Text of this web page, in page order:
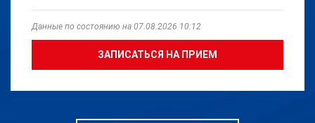
Данные по состоянию на 07.08.2026 10:12
ЗАПИСАТЬСЯ НА ПРИЕМ